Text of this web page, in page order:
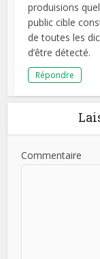
produisions
public cible
de toutes les
d’être détecté.
Répondre
Commentaire